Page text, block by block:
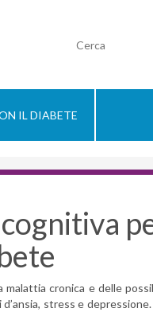
IL DIABETE
cronica e delle
stress e